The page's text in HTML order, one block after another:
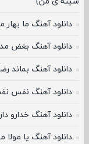
دانلود آهنگ ما
دانلود آهنگ بغض
دانلود آهنگ بماند
دانلود آهنگ نفس
دانلود آهنگ خدارو
دانلود آهنگ یا